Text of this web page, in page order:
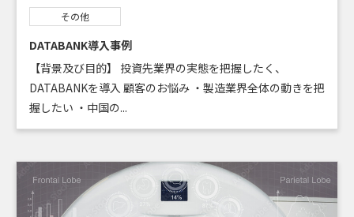
その他
DATABANK導入事例
【背景及び目的】 投資先業界の実態を把握したく、
DATABANKを導入 顧客のお悩み ・製造業界全体の動きを把
握したい ・中国の...